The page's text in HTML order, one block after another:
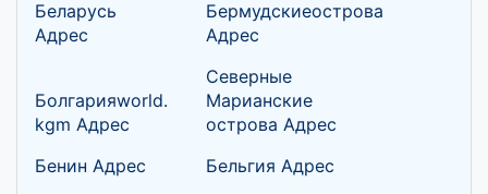
Беларусь
Адрес
Бермудскиеострова
Адрес
Болгарияworld.
kgm Адрес
Северные
Марианские
острова Адрес
Бенин Адрес
Бельгия Адрес